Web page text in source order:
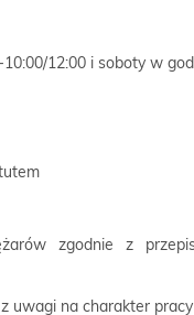
12:00 i soboty w
zgodnie z
uwagi na charakter pracy